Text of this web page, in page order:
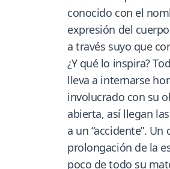
conocido con el
expresión del
a través suyo que
¿Y qué lo inspira?
lleva a internarse
involucrado con su
abierta, así llegan
a un “accidente”.
prolongación de la
poco de todo su